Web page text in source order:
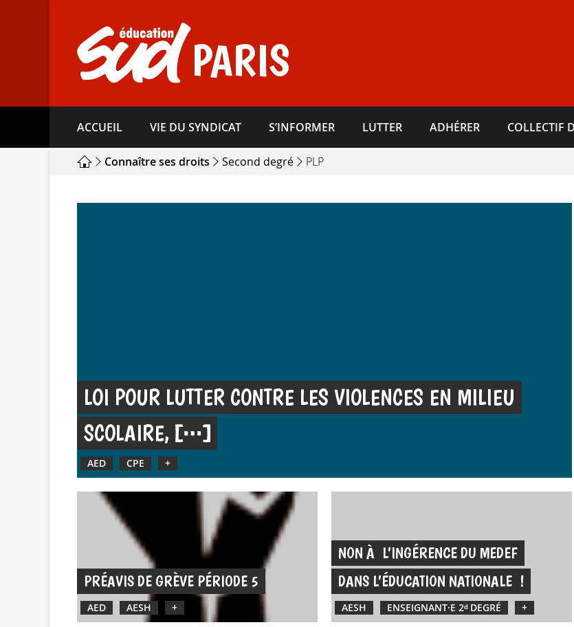
PARIS
ACCUEIL VIE DU SYNDICAT S’INFORMER LUTTER ADHÉRER COLLECTIF
Connaître ses droits Second degré PLP
LOI POUR LUTTER CONTRE LES VIOLENCES EN MILIEU
SCOLAIRE,
AED CPE +
PRÉAVIS DE GRÈVE PÉRIODE 5
AED AESH +
NON À L’INGÉRENCE DU MEDEF
DANS L’ÉDUCATION NATIONALE !
AESH ENSEIGNANT·E 2ᵈ DEGRÉ +